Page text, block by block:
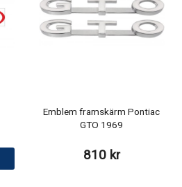
Emblem framskärm Pontiac
GTO 1969
810 kr